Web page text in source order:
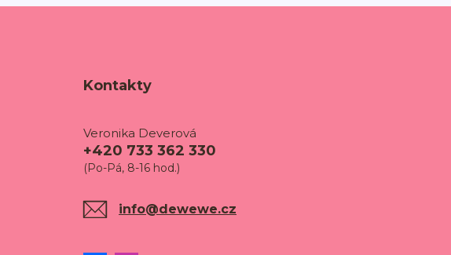
Kontakty
Veronika Deverová
+420 733 362 330
(Po-Pá, 8-16 hod.)
info@dewewe.cz